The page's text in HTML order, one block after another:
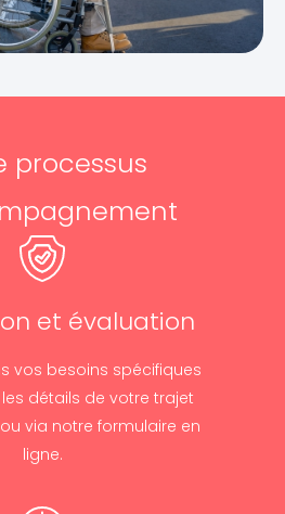
processus
et évaluation
vos besoins spécifiques
détails de votre trajet
via notre formulaire en
ligne.